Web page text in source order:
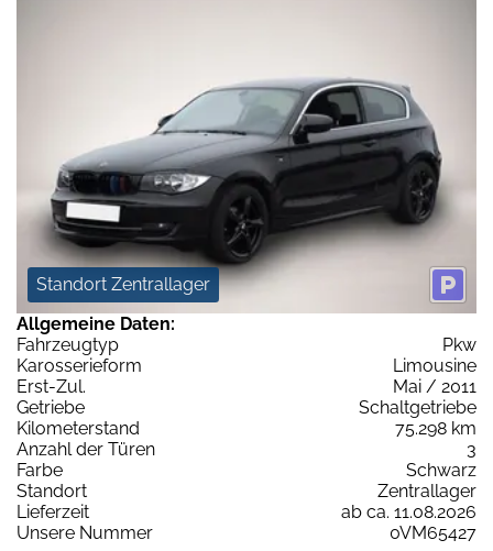
Standort Zentrallager
Allgemeine Daten:
Fahrzeugtyp
Pkw
Karosserieform
Limousine
Erst-Zul.
Mai / 2011
Getriebe
Schaltgetriebe
Kilometerstand
75.298 km
Anzahl der Türen
3
Farbe
Schwarz
Standort
Zentrallager
Lieferzeit
ab ca. 11.08.2026
Unsere Nummer
0VM65427